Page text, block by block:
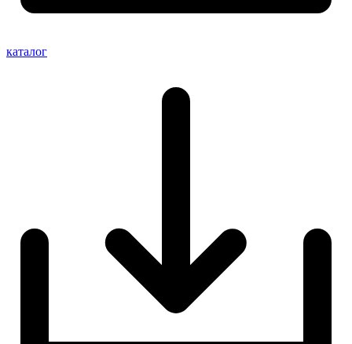
каталог